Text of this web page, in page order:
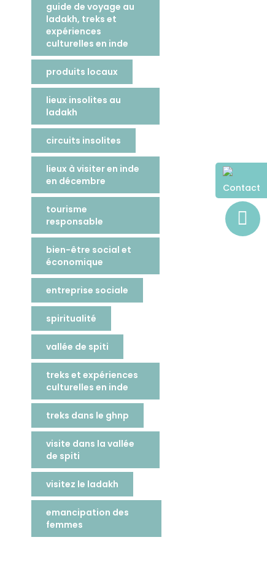
guide de voyage au
ladakh, treks et
expériences
culturelles en inde
produits locaux
lieux insolites au
ladakh
circuits insolites
lieux à visiter en inde
en décembre
tourisme
responsable
bien-être social et
économique
entreprise sociale
spiritualité
vallée de spiti
treks et expériences
culturelles en inde
treks dans le ghnp
visite dans la vallée
de spiti
visitez le ladakh
emancipation des
femmes
Contact